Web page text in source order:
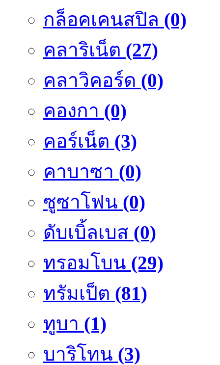
กล็อคเคนสปิล (0)
คลาริเน็ต (27)
คลาวิคอร์ด (0)
คองกา (0)
คอร์เน็ต (3)
คาบาซา (0)
ซูซาโฟน (0)
ดับเบิ้ลเบส (0)
ทรอมโบน (29)
ทรัมเป็ต (81)
ทูบา (1)
บาริโทน (3)